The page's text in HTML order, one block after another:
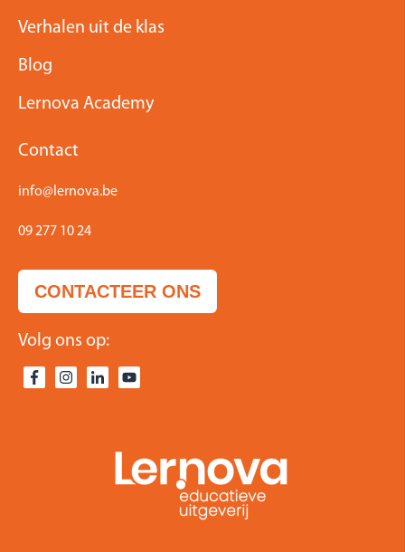
Verhalen uit de klas
Blog
Lernova Academy
Contact
info@lernova.be
09 277 10 24
CONTACTEER ONS
Volg ons op: